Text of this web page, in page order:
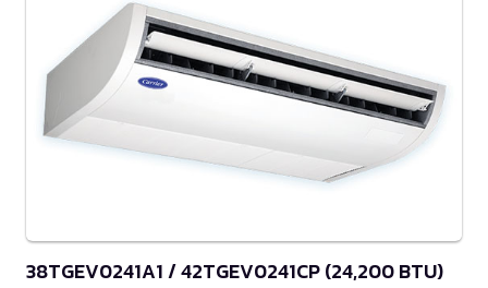
38TGEV0241A1 / 42TGEV0241CP (24,200 BTU)